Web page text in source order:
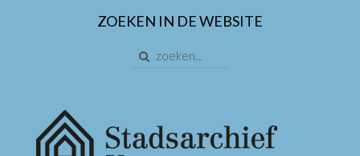
ZOEKEN IN DE WEBSITE